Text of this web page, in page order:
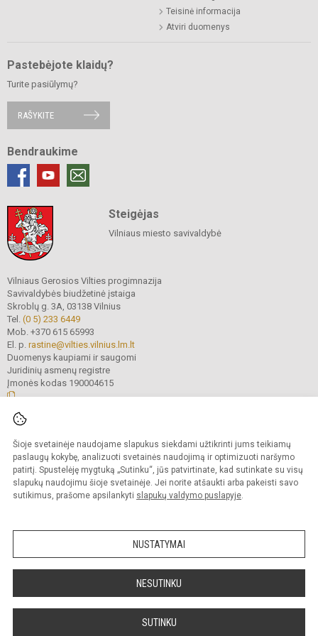
Šioje svetainėje naudojame slapukus siekdami užtikrinti jums teikiamų
paslaugų kokybę, analizuoti svetainės naudojimą ir optimizuoti naršymo
patirtį. Spustelėję mygtuką „Sutinku“, jūs patvirtinate, kad sutinkate su visų
slapukų naudojimu šioje svetainėje. Jei norite atšaukti arba pakeisti savo
sutikimus, prašome apsilankyti slapukų valdymo puslapyje.
NUSTATYMAI
NESUTINKU
SUTINKU
Teisinė informacija
Atviri duomenys
Pastebėjote klaidų?
Turite pasiūlymų?
RAŠYKITE
Bendraukime
Steigėjas
Vilniaus miesto savivaldybė
Vilniaus Gerosios Vilties progimnazija
Savivaldybės biudžetinė įstaiga
Skroblų g. 3A, 03138 Vilnius
Tel. (0 5) 233 6449
Mob. +370 615 65993
El. p. rastine@vilties.vilnius.lm.lt
Duomenys kaupiami ir saugomi
Juridinių asmenų registre
Įmonės kodas 190004615
Kopijuoti turinį be raštiško progimnazijos administracijos sutikimo griežtai
draudžiama.
Prieinamumo paraiška Slapukų valdymas
Sumanus būdas atnaujinti